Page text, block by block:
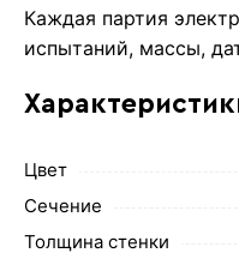
Каждая партия
испытаний, массы,
Цвет
Сечение
Толщина стенки